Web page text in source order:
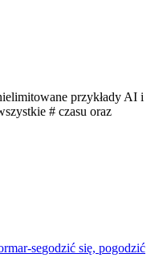
przykłady AI i
# czasu oraz
segodzić się, pogodzić